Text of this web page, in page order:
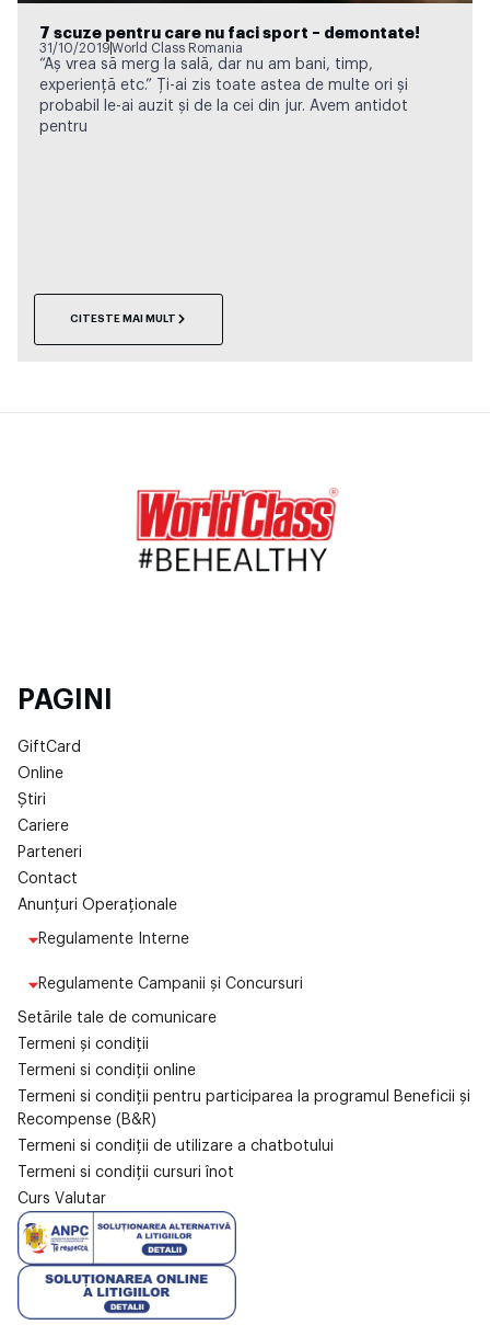
7 scuze pentru care nu faci sport – demontate!
31/10/2019World Class Romania
“Aș vrea să merg la sală, dar nu am bani, timp,
experiență etc.” Ți-ai zis toate astea de multe ori și
probabil le-ai auzit și de la cei din jur. Avem antidot
pentru
CITESTE MAI MULT
PAGINI
GiftCard
Online
Știri
Cariere
Parteneri
Contact
Anunțuri Operaționale
Regulamente Interne
Regulamente Campanii și Concursuri
Setările tale de comunicare
Termeni și condiții
Termeni si condiții online
Termeni si condiții pentru participarea la programul Beneficii și
Recompense (B&R)
Termeni si condiții de utilizare a chatbotului
Termeni si condiții cursuri înot
Curs Valutar